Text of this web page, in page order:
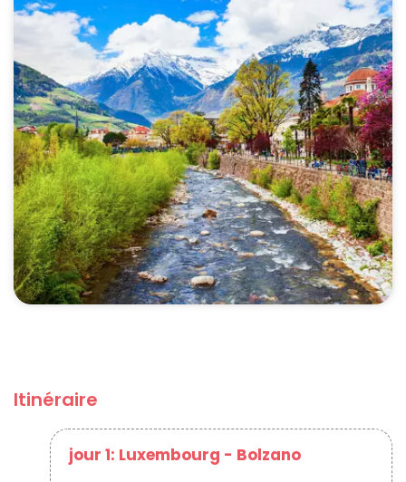
Itinéraire
jour 1: Luxembourg - Bolzano